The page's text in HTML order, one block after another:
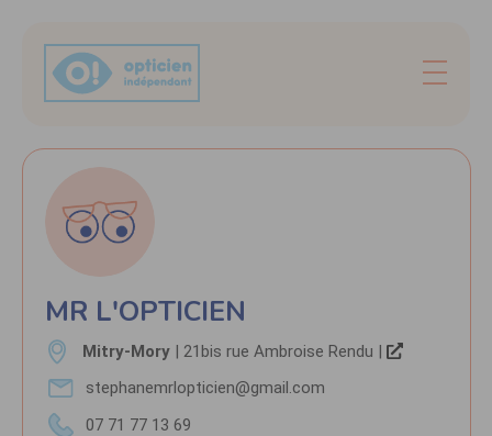
MR L'OPTICIEN
Mitry-Mory | 21bis rue Ambroise Rendu |
stephanemrlopticien@gmail.com
07 71 77 13 69